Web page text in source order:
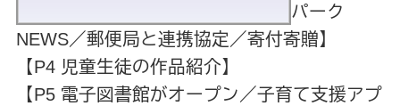
パーク
NEWS／郵便局と連携協定／寄付寄贈】
【P4 児童生徒の作品紹介】
【P5 電子図書館がオープン／子育て支援アプ